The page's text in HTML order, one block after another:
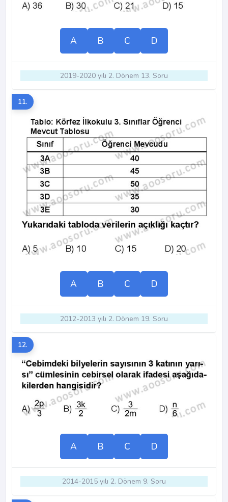
A B C D
2019-2020 yılı 2. Dönem 13. Soru
11.
A B C D
2012-2013 yılı 2. Dönem 19. Soru
12.
A B C D
2014-2015 yılı 2. Dönem 9. Soru